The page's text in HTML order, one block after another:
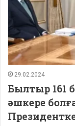
29.02.2024
Былтыр 161
әшкере